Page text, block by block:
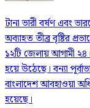
টানা ভারী বর্ষণ এবং
অব্যাহত তীব্র বৃষ্টির
১২টি জেলায় আগামী ২৪
হয়ে উঠেছে। বন্যা
বাংলাদেশ আবহাওয়া
হয়েছে।